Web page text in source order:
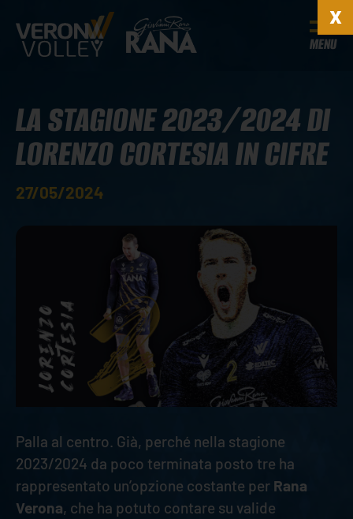
MENU
LA STAGIONE 2023/2024 DI
LORENZO CORTESIA IN CIFRE
27/05/2024
Palla al centro. Già, perché nella stagione
2023/2024 da poco terminata posto tre ha
rappresentato un’opzione costante per Rana
Verona, che ha potuto contare su valide